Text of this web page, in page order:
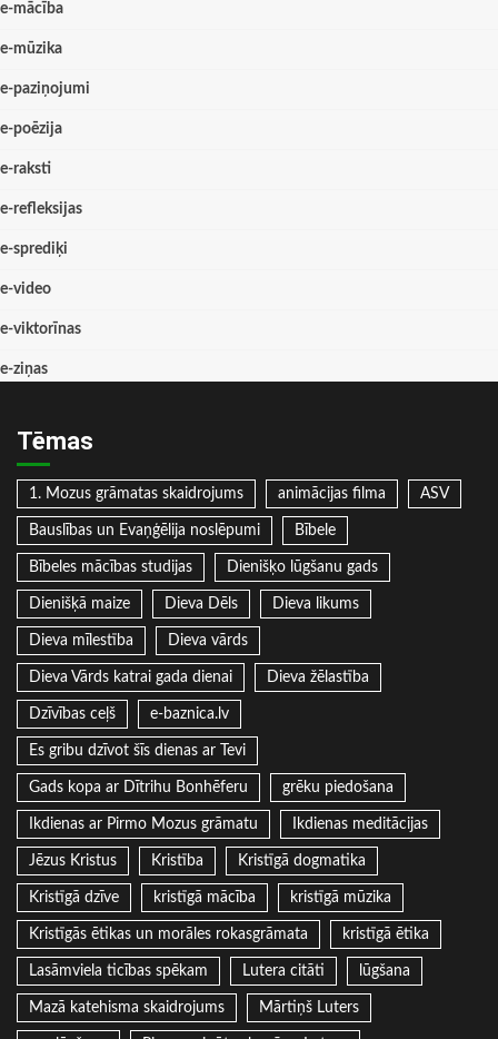
e-mācība
e-mūzika
e-paziņojumi
e-poēzija
e-raksti
e-refleksijas
e-sprediķi
e-video
e-viktorīnas
e-ziņas
Tēmas
1. Mozus grāmatas skaidrojums animācijas filma ASV
Bauslības un Evaņģēlija noslēpumi Bībele
Bībeles mācības studijas Dienišķo lūgšanu gads
Dienišķā maize Dieva Dēls Dieva likums
Dieva mīlestība Dieva vārds
Dieva Vārds katrai gada dienai Dieva žēlastība
Dzīvības ceļš e-baznica.lv
Es gribu dzīvot šīs dienas ar Tevi
Gads kopa ar Dītrihu Bonhēferu grēku piedošana
Ikdienas ar Pirmo Mozus grāmatu Ikdienas meditācijas
Jēzus Kristus Kristība Kristīgā dogmatika
Kristīgā dzīve kristīgā mācība kristīgā mūzika
Kristīgās ētikas un morāles rokasgrāmata kristīgā ētika
Lasāmviela ticības spēkam Lutera citāti lūgšana
Mazā katehisma skaidrojums Mārtiņš Luters